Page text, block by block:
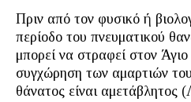
Πριν από τον φυσικό ή
περίοδο του πνευματικού
μπορεί να στραφεί στον
συγχώρηση των αμαρτιών
θάνατος είναι αμετάβλητος